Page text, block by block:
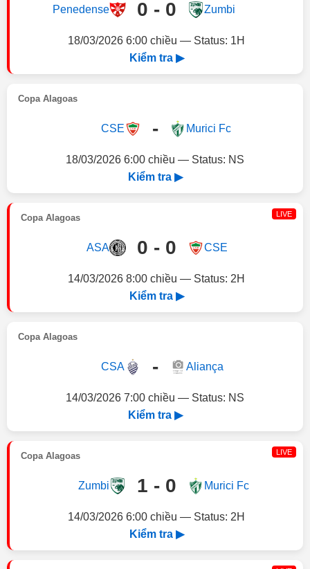
Penedense 0 - 0 Zumbi
18/03/2026 6:00 chiều — Status: 1H
Kiểm tra ▶
Copa Alagoas
CSE - Murici Fc
18/03/2026 6:00 chiều — Status: NS
Kiểm tra ▶
Copa Alagoas LIVE
ASA 0 - 0 CSE
14/03/2026 8:00 chiều — Status: 2H
Kiểm tra ▶
Copa Alagoas
CSA - Aliança
14/03/2026 7:00 chiều — Status: NS
Kiểm tra ▶
Copa Alagoas LIVE
Zumbi 1 - 0 Murici Fc
14/03/2026 6:00 chiều — Status: 2H
Kiểm tra ▶